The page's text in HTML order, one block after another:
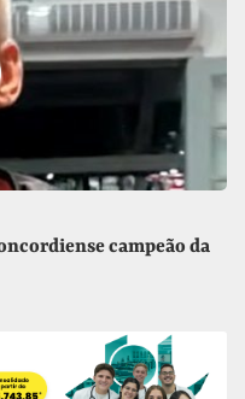
campeão da